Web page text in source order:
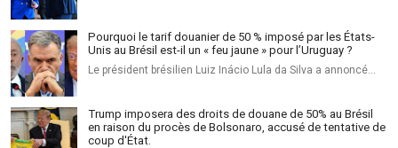
Pourquoi le tarif douanier de 50 % imposé par les États-
Unis au Brésil est-il un « feu jaune » pour l’Uruguay ?
Le président brésilien Luiz Inácio Lula da Silva a annoncé…
Trump imposera des droits de douane de 50% au Brésil
en raison du procès de Bolsonaro, accusé de tentative de
coup d'État.